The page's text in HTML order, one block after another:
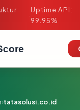
·
Uptime API:
99.95%
›tatasolusi.co.id